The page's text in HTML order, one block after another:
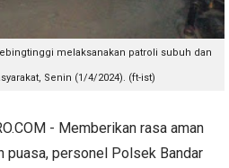
melaksanakan patroli subuh dan
Senin (1/4/2024). (ft-ist)
- Memberikan rasa aman
puasa, personel Polsek Bandar